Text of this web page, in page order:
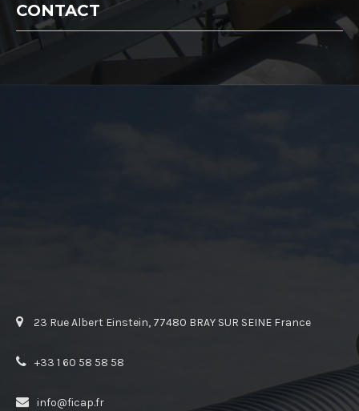
CONTACT
23 Rue Albert Einstein, 77480 BRAY SUR SEINE France
+33 1 60 58 58 58
info@ficap.fr